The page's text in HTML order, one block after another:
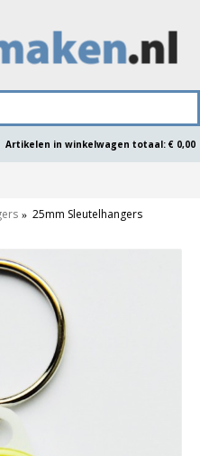
Artikelen in winkelwagen totaal: € 0,00
25mm Sleutelhangers